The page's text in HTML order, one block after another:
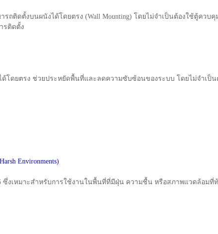
ติดตั้งบนผนังได้โดยตรง (Wall Mounting) โดยไม่จำเป็นต้องใช้ตู้ควบคุม
รติดตั้ง
ด้โดยตรง ช่วยประหยัดพื้นที่และลดความซับซ้อนของระบบ โดยไม่จำเ
Environments)
ซึ่งเหมาะสำหรับการใช้งานในพื้นที่ที่มีฝุ่น ความชื้น หรือสภาพแวดล้อมที่